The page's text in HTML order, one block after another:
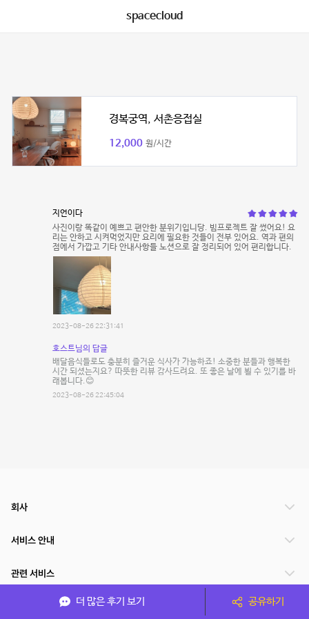
spacecloud
경복궁역, 서촌응접실
12,000 원/시간
지언이다
사진이랑 똑같이 예쁘고 편안한 분위기입니당. 빔프로젝트 잘 썼어요! 요
리는 안하고 시켜먹었지만 요리에 필요한 것들이 전부 있어요. 역과 편의
점에서 가깝고 기타 안내사항들 노션으로 잘 정리되어 있어 편리합니다.
2023-08-26 22:31:41
호스트님의 답글
배달음식들로도 충분히 즐거운 식사가 가능하죠! 소중한 분들과 행복한
시간 되셨는지요? 따뜻한 리뷰 감사드려요. 또 좋은 날에 뵐 수 있기를 바
래봅니다.😊
2023-08-26 22:45:04
더 많은 후기 보기 공유하기
회사
서비스 안내
관련 서비스